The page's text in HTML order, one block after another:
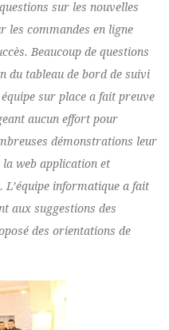
sur les nouvelles
les commandes en ligne
Beaucoup de questions
du tableau de bord de suivi
sur place a fait preuve
aucun effort pour
démonstrations leur
web application et
informatique a fait
aux suggestions des
des orientations de